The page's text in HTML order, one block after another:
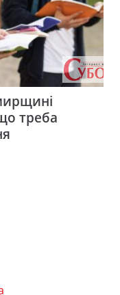
треба